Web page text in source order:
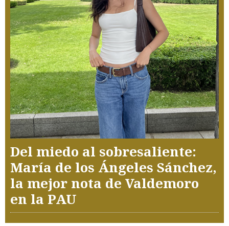
Del miedo al sobresaliente:
María de los Ángeles Sánchez,
la mejor nota de Valdemoro
en la PAU